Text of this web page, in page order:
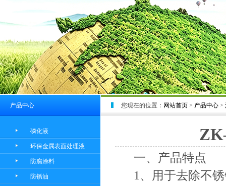
产品中心
磷化液
环保金属表面处理液
防腐涂料
防锈油
您现在的位置： 网站首页 > 产品中心 >
一、产品特点
1、用于去除不